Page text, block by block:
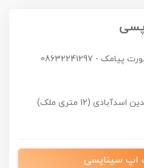
اراک، خیابان سید جمال الدین اسدآبادی (12 متری ملک)
اپ سیناپسی